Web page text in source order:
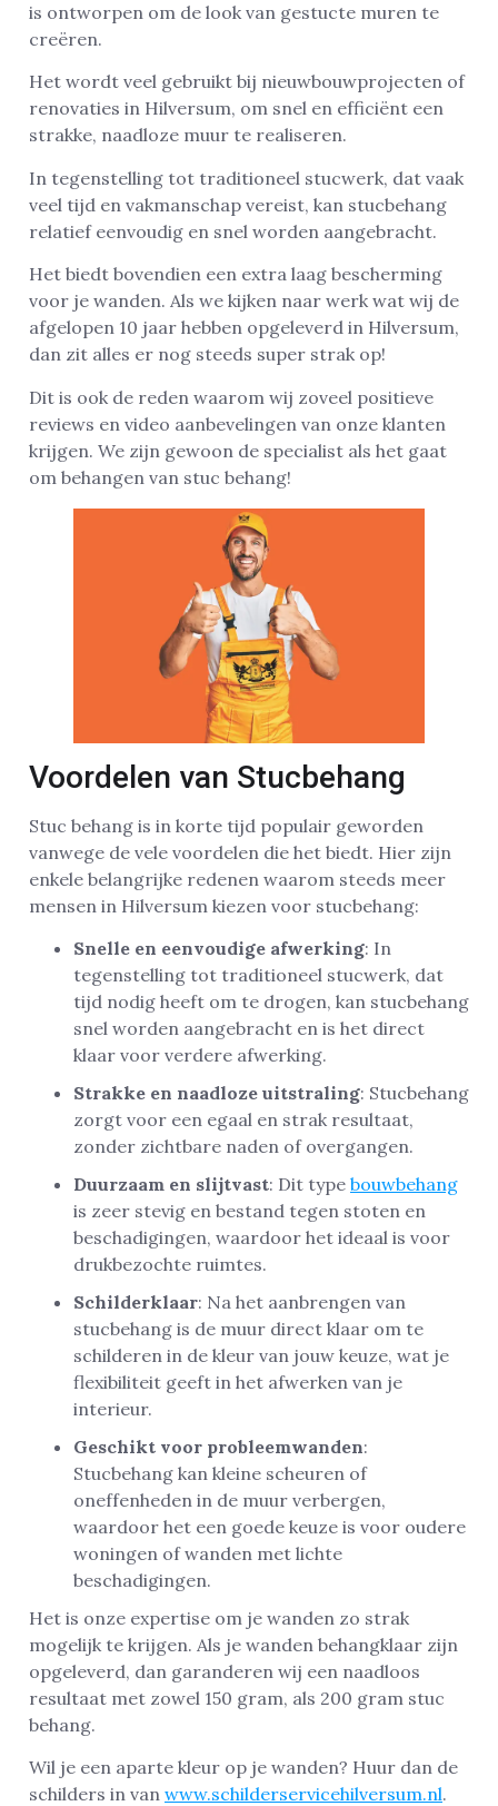
is ontworpen om de look van gestucte muren te
creëren.
Het wordt veel gebruikt bij nieuwbouwprojecten of
renovaties in Hilversum, om snel en efficiënt een
strakke, naadloze muur te realiseren.
In tegenstelling tot traditioneel stucwerk, dat vaak
veel tijd en vakmanschap vereist, kan stucbehang
relatief eenvoudig en snel worden aangebracht.
Het biedt bovendien een extra laag bescherming
voor je wanden. Als we kijken naar werk wat wij de
afgelopen 10 jaar hebben opgeleverd in Hilversum,
dan zit alles er nog steeds super strak op!
Dit is ook de reden waarom wij zoveel positieve
reviews en video aanbevelingen van onze klanten
krijgen. We zijn gewoon de specialist als het gaat
om behangen van stuc behang!
Voordelen van Stucbehang
Stuc behang is in korte tijd populair geworden
vanwege de vele voordelen die het biedt. Hier zijn
enkele belangrijke redenen waarom steeds meer
mensen in Hilversum kiezen voor stucbehang:
Snelle en eenvoudige afwerking: In
tegenstelling tot traditioneel stucwerk, dat
tijd nodig heeft om te drogen, kan stucbehang
snel worden aangebracht en is het direct
klaar voor verdere afwerking.
Strakke en naadloze uitstraling: Stucbehang
zorgt voor een egaal en strak resultaat,
zonder zichtbare naden of overgangen.
Duurzaam en slijtvast: Dit type bouwbehang
is zeer stevig en bestand tegen stoten en
beschadigingen, waardoor het ideaal is voor
drukbezochte ruimtes.
Schilderklaar: Na het aanbrengen van
stucbehang is de muur direct klaar om te
schilderen in de kleur van jouw keuze, wat je
flexibiliteit geeft in het afwerken van je
interieur.
Geschikt voor probleemwanden:
Stucbehang kan kleine scheuren of
oneffenheden in de muur verbergen,
waardoor het een goede keuze is voor oudere
woningen of wanden met lichte
beschadigingen.
Het is onze expertise om je wanden zo strak
mogelijk te krijgen. Als je wanden behangklaar zijn
opgeleverd, dan garanderen wij een naadloos
resultaat met zowel 150 gram, als 200 gram stuc
behang.
Wil je een aparte kleur op je wanden? Huur dan de
schilders in van www.schilderservicehilversum.nl.